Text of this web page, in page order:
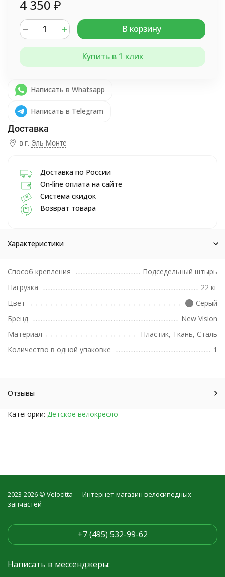
4 350 ₽
В корзину
Купить в 1 клик
Написать в Whatsapp
Написать в Telegram
в г. Эль-Монте
Доставка по России
On-line оплата на сайте
Система скидок
Возврат товара
Характеристики
Способ крепления
Подседельный штырь
Нагрузка
22 кг
Цвет
Серый
Бренд
New Vision
Материал
Пластик, Ткань, Сталь
Количество в одной упаковке
1
Отзывы
Категории: Детское велокресло
2023-2026 © Velocitta — Интернет-магазин велосипедных
запчастей
+7 (495) 532-99-62
Написать в мессенджеры: